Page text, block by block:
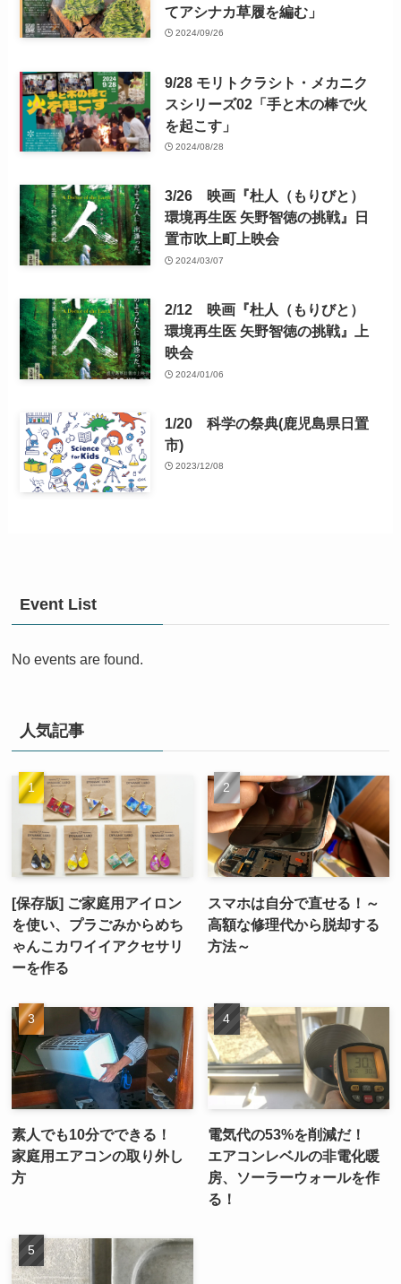
てアシナカ草履を編む」
2024/09/26
9/28 モリトクラシト・メカニク
スシリーズ02「手と木の棒で火
を起こす」
2024/08/28
3/26 映画『杜人（もりびと）
環境再生医 矢野智徳の挑戦』日
置市吹上町上映会
2024/03/07
2/12 映画『杜人（もりびと）
環境再生医 矢野智徳の挑戦』上
映会
2024/01/06
1/20 科学の祭典(鹿児島県日置
市)
2023/12/08
Event List
No events are found.
人気記事
[保存版] ご家庭用アイロン
を使い、プラごみからめち
ゃんこカワイイアクセサリ
ーを作る
スマホは自分で直せる！～
高額な修理代から脱却する
方法～
素人でも10分でできる！
家庭用エアコンの取り外し
方
電気代の53%を削減だ！
エアコンレベルの非電化暖
房、ソーラーウォールを作
る！